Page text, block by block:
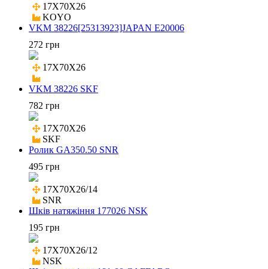
17X70X26
KOYO
VKM 38226[25313923]JAPAN E20006
272 грн
17X70X26
VKM 38226 SKF
782 грн
17X70X26
SKF
Ролик GA350.50 SNR
495 грн
17X70X26/14
SNR
Шків натяжіння 177026 NSK
195 грн
17X70X26/12
NSK